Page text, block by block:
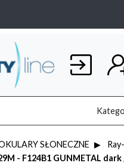
SŁONECZNE
- F124B1 GUNMETAL